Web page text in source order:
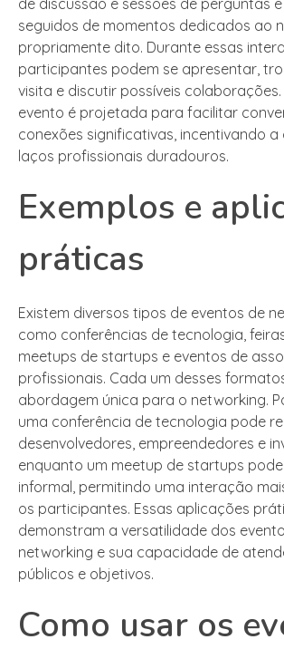
seguidos de momentos dedicados ao
propriamente dito. Durante essas
participantes podem se apresentar,
visita e discutir possíveis
evento é projetada para facilitar
conexões significativas, incentivando
laços profissionais duradouros.
Exemplos e
práticas
Existem diversos tipos de eventos de
como conferências de tecnologia,
meetups de startups e eventos de
profissionais. Cada um desses
abordagem única para o networking.
uma conferência de tecnologia pode
desenvolvedores, empreendedores e
enquanto um meetup de startups
informal, permitindo uma interação
os participantes. Essas aplicações
demonstram a versatilidade dos
networking e sua capacidade de
públicos e objetivos.
Como usar os